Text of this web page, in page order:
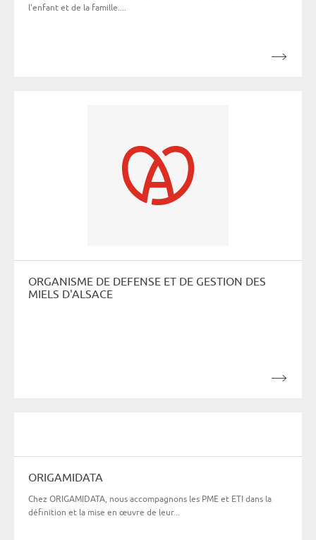
l'enfant et de la famille....
ORGANISME DE DEFENSE ET DE GESTION DES
MIELS D'ALSACE
ORIGAMIDATA
Chez ORIGAMIDATA, nous accompagnons les PME et ETI dans la
définition et la mise en œuvre de leur...